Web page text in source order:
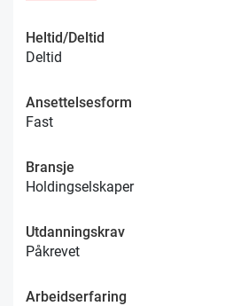
Heltid/Deltid
Deltid
Ansettelsesform
Fast
Bransje
Holdingselskaper
Utdanningskrav
Påkrevet
Arbeidserfaring